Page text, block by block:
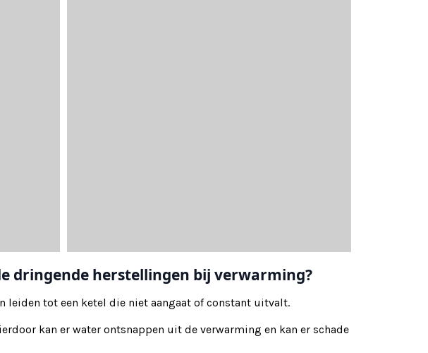
dringende herstellingen bij verwarming?
leiden tot een ketel die niet aangaat of constant uitvalt.
kan er water ontsnappen uit de verwarming en kan er schade